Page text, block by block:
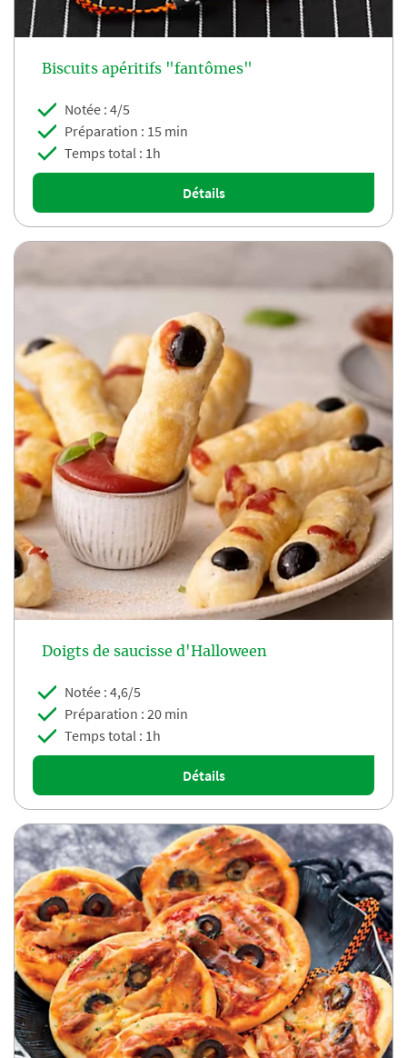
Biscuits apéritifs "fantômes"
Notée : 4/5
Préparation : 15 min
Temps total : 1h
Détails
Doigts de saucisse d'Halloween
Notée : 4,6/5
Préparation : 20 min
Temps total : 1h
Détails